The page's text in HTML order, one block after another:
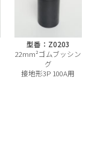
型番：Z0203
22mm²ゴムブッシン
グ
接地形3P 100A用